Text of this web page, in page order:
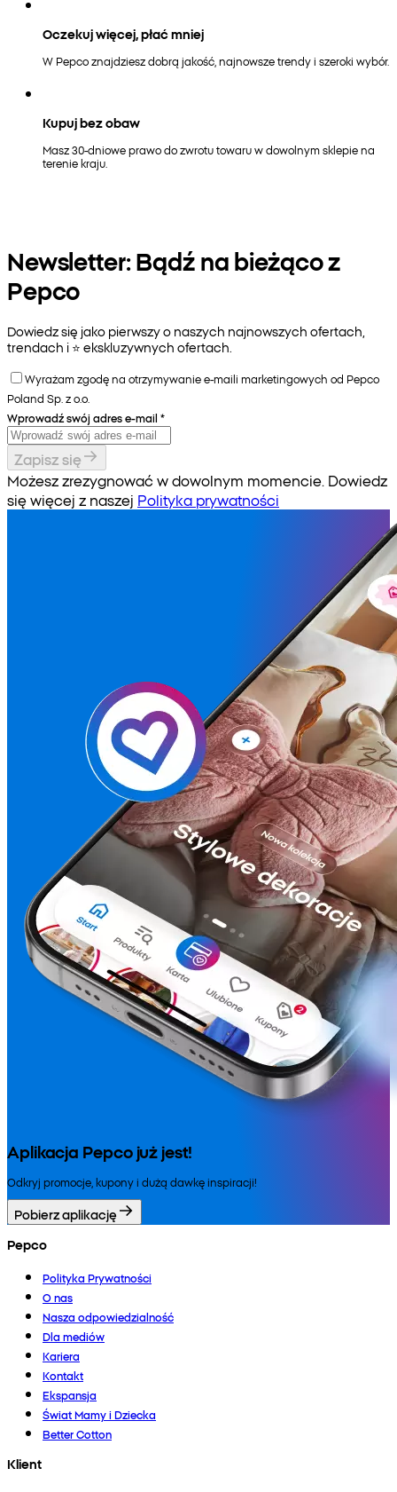
Oczekuj więcej, płać mniej
W Pepco znajdziesz dobrą jakość, najnowsze trendy i szeroki wybór.
Kupuj bez obaw
Masz 30-dniowe prawo do zwrotu towaru w dowolnym sklepie na
terenie kraju.
Newsletter: Bądź na bieżąco z
Pepco
Dowiedz się jako pierwszy o naszych najnowszych ofertach,
trendach i ⭐️ ekskluzywnych ofertach.
Wyrażam zgodę na otrzymywanie e-maili marketingowych od Pepco
Poland Sp. z o.o.
Wprowadź swój adres e-mail *
Zapisz się
Możesz zrezygnować w dowolnym momencie. Dowiedz
się więcej z naszej Polityka prywatności
Aplikacja Pepco już jest!
Odkryj promocje, kupony i dużą dawkę inspiracji!
Pobierz aplikację
Pepco
Polityka Prywatności
O nas
Nasza odpowiedzialność
Dla mediów
Kariera
Kontakt
Ekspansja
Świat Mamy i Dziecka
Better Cotton
Klient